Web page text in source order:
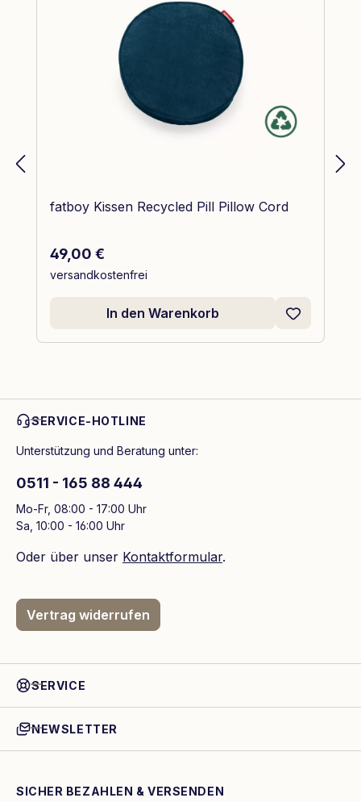
fatboy Kissen Recycled Pill Pillow Cord
Regulärer Preis:
49,00 €
versandkostenfrei
In den Warenkorb
SERVICE-HOTLINE
Unterstützung und Beratung unter:
0511 - 165 88 444
Mo-Fr, 08:00 - 17:00 Uhr
Sa, 10:00 - 16:00 Uhr
Oder über unser Kontaktformular.
Vertrag widerrufen
SERVICE
NEWSLETTER
SICHER BEZAHLEN & VERSENDEN